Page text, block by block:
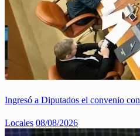
Ingresó a Diputados el convenio con
Locales 08/08/2026